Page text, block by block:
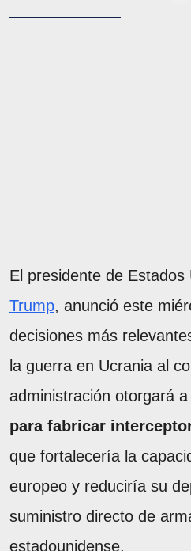
El presidente de Estados
Trump, anunció este
decisiones más
la guerra en Ucrania al
administración otorgará
para fabricar
que fortalecería la
europeo y reduciría su
suministro directo de
estadounidense.